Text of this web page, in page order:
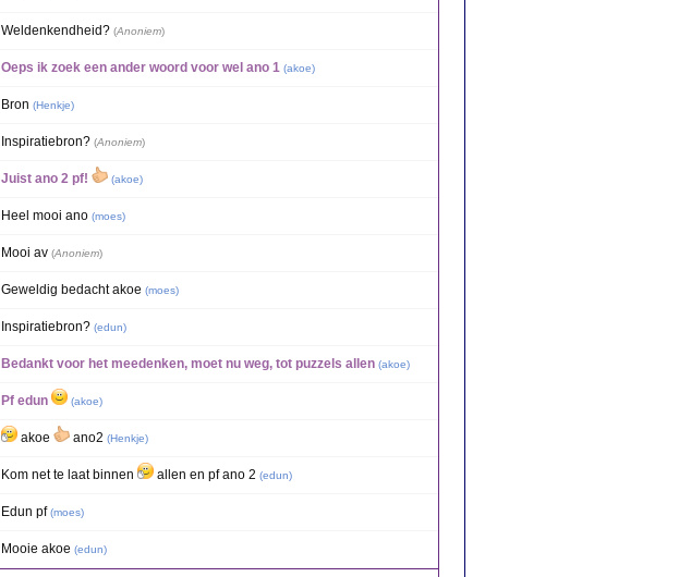
Weldenkendheid? (Anoniem)
Oeps ik zoek een ander woord voor wel ano 1 (akoe)
Bron (Henkje)
Inspiratiebron? (Anoniem)
Juist ano 2 pf! (akoe)
Heel mooi ano (moes)
Mooi av (Anoniem)
Geweldig bedacht akoe (moes)
Inspiratiebron? (edun)
Bedankt voor het meedenken, moet nu weg, tot puzzels allen (akoe)
Pf edun (akoe)
akoe ano2 (Henkje)
Kom net te laat binnen allen en pf ano 2 (edun)
Edun pf (moes)
Mooie akoe (edun)